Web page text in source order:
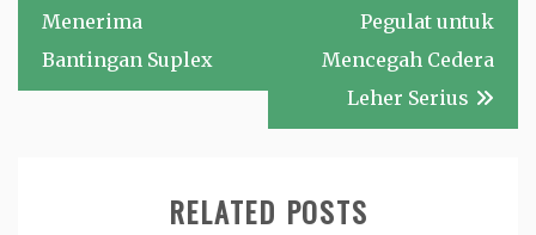
Menerima
Bantingan Suplex
Pegulat untuk
Mencegah Cedera
Leher Serius
RELATED POSTS